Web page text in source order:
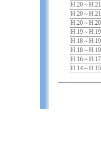
H.20～H.21
H.20～H.21
H.20～H.20
H.19～H.19
H.18～H.19
H.18～H.19
H.16～H.17
H.14～H.15